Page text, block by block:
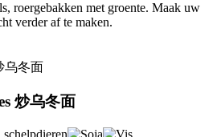
roergebakken met groente. Maak uw
verder af te maken.
炒乌冬面